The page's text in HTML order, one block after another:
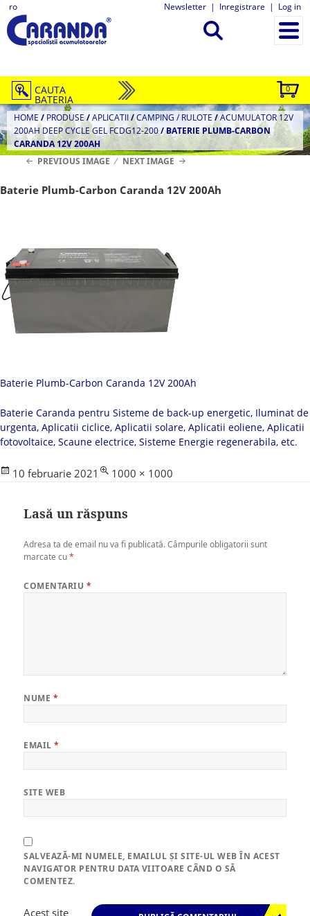
ro Newsletter | Inregistrare | Log in
0
CAUTA
BATERIA
HOME / PRODUSE/APLICATII/CAMPING / RULOTE /ACUMULATOR 12V
200AH DEEP CYCLE GEL FCDG12-200/BATERIE PLUMB-CARBON
CARANDA 12V 200AH
PREVIOUS IMAGE
NEXT IMAGE
Baterie Plumb-Carbon Caranda 12V 200Ah
Baterie Plumb-Carbon Caranda 12V 200Ah
Baterie Caranda pentru Sisteme de back-up energetic, Iluminat de
urgenta, Aplicatii ciclice, Aplicatii solare, Aplicatii eoliene, Aplicatii
fotovoltaice, Scaune electrice, Sisteme Energie regenerabila, etc.
Posted
10 februarie 2021
Full
1000 × 1000
Lasă un răspuns
Adresa ta de email nu va fi publicată. Câmpurile obligatorii sunt
marcate cu*
COMENTARIU *
NUME *
EMAIL*
SITE WEB
SALVEAZĂ-MI NUMELE, EMAILUL ȘI SITE-UL WEB ÎN ACEST
NAVIGATOR PENTRU DATA VIITOARE CÂND O SĂ
COMENTEZ.
Acest site